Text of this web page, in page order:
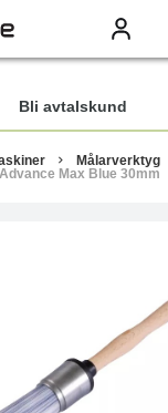
Bli avtalskund
Målarverktyg
Max Blue 30mm